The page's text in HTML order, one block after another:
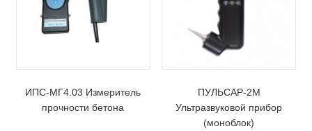
ИПС-МГ4.03 Измеритель
прочности бетона
ПУЛЬСАР-2М
Ультразвуковой прибор
(моноблок)